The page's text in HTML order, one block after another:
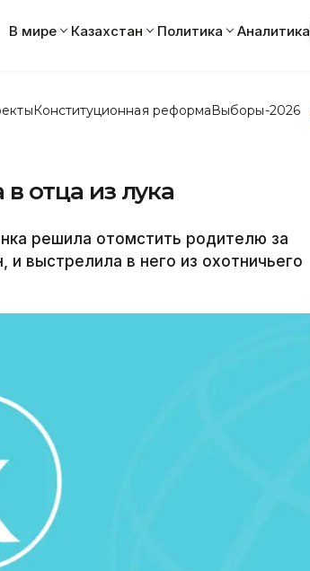
В мире Казахстан Политика Аналитика
Конституционная реформаВыборы-2026
отца из лука
решила отомстить родителю за
выстрелила в него из охотничьего